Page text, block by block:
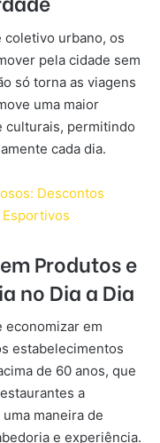
coletivo urbano, os
pela cidade sem
só torna as viagens
uma maior
culturais, permitindo
cada dia.
Descontos
Produtos e
no Dia a Dia
economizar em
estabelecimentos
de 60 anos, que
a
maneira de
e experiência.